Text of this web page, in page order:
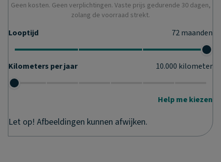
Geen kosten. Geen verplichtingen. Vaste prijs gedurende 30 dagen,
zolang de voorraad strekt.
Looptijd 72maanden
Kilometers per jaar 10.000 kilometer
Help me kiezen
Let op! Afbeeldingen kunnen afwijken.